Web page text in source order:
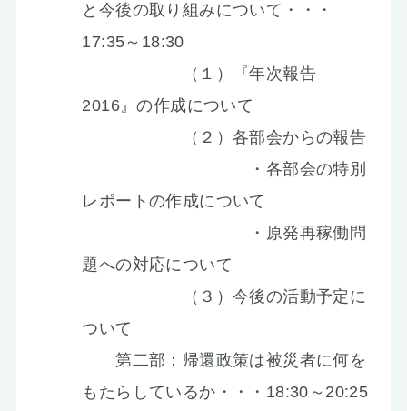
と今後の取り組みについて・・・
17:35～18:30
（１）『年次報告
2016』の作成について
（２）各部会からの報告
・各部会の特別
レポートの作成について
・原発再稼働問
題への対応について
（３）今後の活動予定に
ついて
第二部：帰還政策は被災者に何を
もたらしているか・・・18:30～20:25